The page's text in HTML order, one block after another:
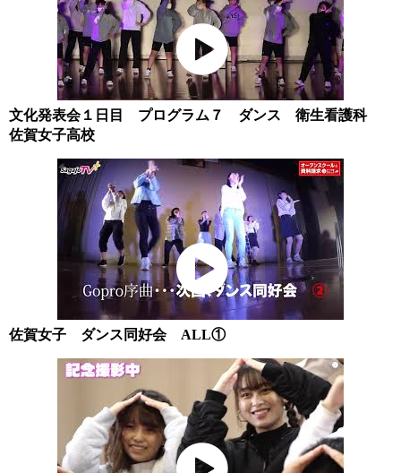
文化発表会１日目 プログラム７ ダンス 衛生看護科
佐賀女子高校
佐賀女子 ダンス同好会 ALL①